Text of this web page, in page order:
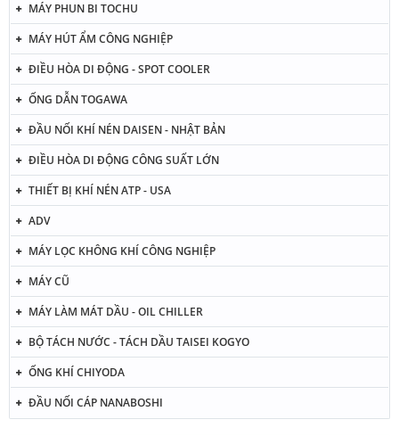
MÁY PHUN BI TOCHU
MÁY HÚT ẨM CÔNG NGHIỆP
ĐIỀU HÒA DI ĐỘNG - SPOT COOLER
ỐNG DẪN TOGAWA
ĐẦU NỐI KHÍ NÉN DAISEN - NHẬT BẢN
ĐIỀU HÒA DI ĐỘNG CÔNG SUẤT LỚN
THIẾT BỊ KHÍ NÉN ATP - USA
ADV
MÁY LỌC KHÔNG KHÍ CÔNG NGHIỆP
MÁY CŨ
MÁY LÀM MÁT DẦU - OIL CHILLER
BỘ TÁCH NƯỚC - TÁCH DẦU TAISEI KOGYO
ỐNG KHÍ CHIYODA
ĐẦU NỐI CÁP NANABOSHI